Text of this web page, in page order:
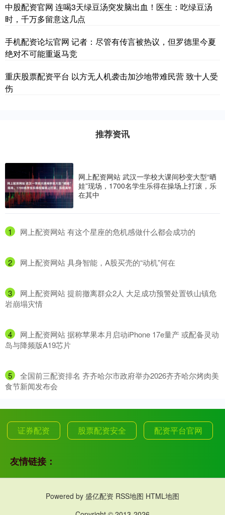
中股配资官网 连喝3天绿豆汤突发脑出血！医生：吃绿豆汤
时，千万多留意这几点
手机配资论坛官网 记者：尽管有传言被热议，但罗德里今夏
绝对不可能重返马竞
重庆股票配资平台 以方无人机袭击加沙地带难民营 致十人受
伤
推荐资讯
网上配资网站 武汉一学校大课间秒变大型“晒
娃”现场，1700名学生乐得在操场上打滚，乐
在其中
1 ​网上配资网站 有这个星座的危机感做什么都会成功的
2 ​网上配资网站 具身智能，A股买壳的“动机”何在
3
​网上配资网站 提前撤离群众2人 大足成功预警处置铁山镇危
岩崩塌灾情
4
​网上配资网站 据称苹果本月启动iPhone 17e量产 或配备灵动
岛与降频版A19芯片
5
​全国前三配资排名 齐齐哈尔市政府举办2026齐齐哈尔烤肉美
食节新闻发布会
证券配资 股票配资安全 配资平台官网
友情链接：
Powered by 盛亿配资 RSS地图 HTML地图